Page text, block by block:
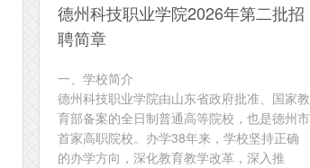
德州科技职业学院2026年第二批招
聘简章
一、学校简介
德州科技职业学院由山东省政府批准、国家教
育部备案的全日制普通高等院校，也是德州市
首家高职院校。办学38年来，学校坚持正确
的办学方向，深化教育教学改革，深入推